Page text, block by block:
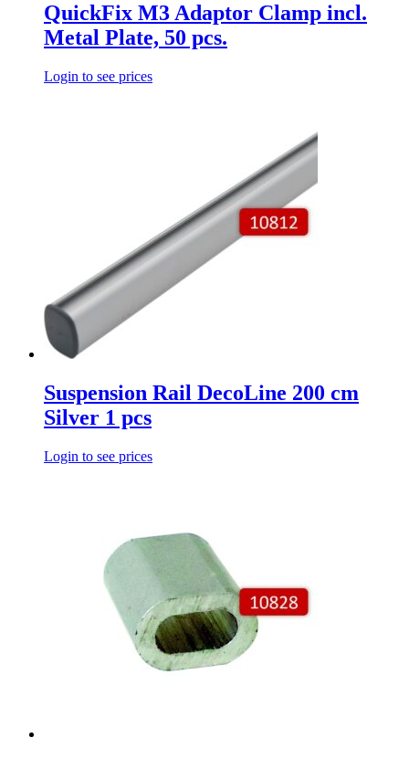
QuickFix M3 Adaptor Clamp incl.
Metal Plate, 50 pcs.
Login to see prices
Suspension Rail DecoLine 200 cm
Silver 1 pcs
Login to see prices